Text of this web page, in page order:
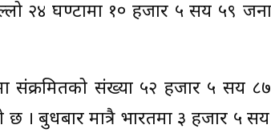
२४ घण्टामा १० हजार ५ सय ५९
संक्रमितको संख्या ५२ हजार ५ सय
। बुधबार मात्रै भारतमा ३ हजार ५